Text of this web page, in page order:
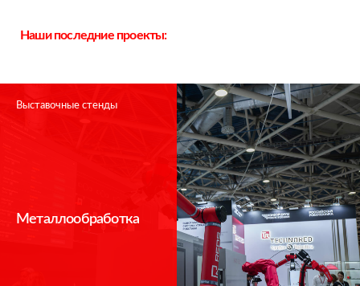
Наши последние проекты:
Выставочные стенды
Металлообработка
Спасибо!